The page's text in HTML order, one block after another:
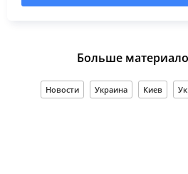
Больше
Новости Украина Киев